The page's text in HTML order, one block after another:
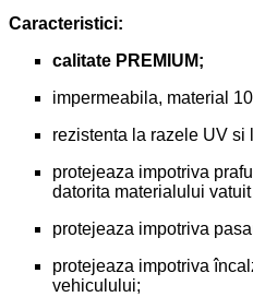
Caracteristici:
calitate PREMIUM;
impermeabila, material
rezistenta la razele UV si
protejeaza impotriva
datorita materialului
protejeaza impotriva
protejeaza impotriva
vehiculului;